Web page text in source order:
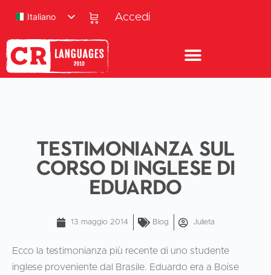
Accedi
Italiano
Testimonianza sul
corso di inglese di
Eduardo
13 maggio 2014 Blog Julieta
Ecco la testimonianza più recente di uno studente
inglese proveniente dal Brasile. Eduardo era a Boise